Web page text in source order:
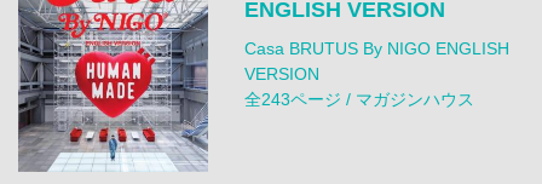
ENGLISH VERSION
Casa BRUTUS By NIGO ENGLISH
VERSION
全243ページ / マガジンハウス